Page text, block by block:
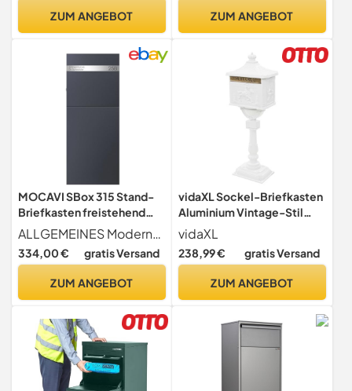
7016, Feinstruktur matt),
ZUM ANGEBOT
getrenntem Zeitungsfach
wasserdicht und wetterfest
ZUM ANGEBOT
MOCAVI SBox 315 Stand-
Briefkasten freistehend
XXL RAL 7016 anthrazit
personalisiert freistehend
Postkasten groß rostfrei
Hausnummer und Name
ALLGEMEINES Moderner Standbriefkasten mit Hausnummer und Name per Lasercut auf V4A-Edelstahl graviert. Zum Einbetonieren mit großzügigem Fassungsvermögen des Postfachs. Die Postbox besteht aus rostfreiem und wetterfestem, galvanisiertem Stahlblech in anthrazit-grau (RAL 7016, Feinstruktur matt).
334,00 € gratis Versand
ZUM ANGEBOT
vidaXL Sockel-Briefkasten
Aluminium Vintage-Stil
Rostfrei Weiß
vidaXL
238,99 € gratis Versand
ZUM ANGEBOT